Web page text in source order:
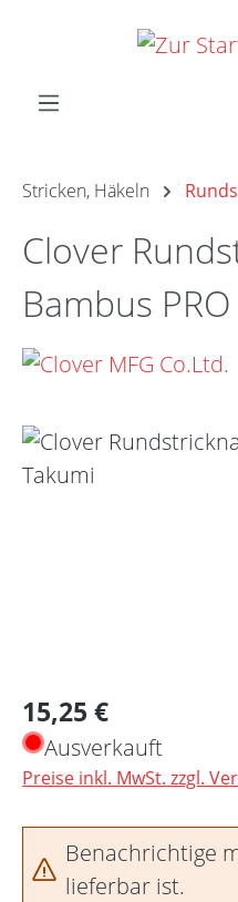
Zum Hauptinhalt
Stricken, Häkeln
Clover
Bambus
Bildergalerie
Regulärer Preis:
15,25 €
Ausverkauft
Preise inkl. MwSt. zzgl.
Benachrichtige
lieferbar ist.